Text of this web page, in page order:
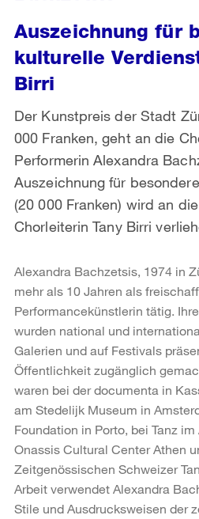
Auszeichnung für
kulturelle
Birri
Der Kunstpreis der Stadt
000 Franken, geht an die
Performerin Alexandra
Auszeichnung für
(20 000 Franken) wird an
Chorleiterin Tany Birri
Alexandra Bachzetsis, 1974 in
mehr als 10 Jahren als
Performancekünstlerin tätig.
wurden national und
Galerien und auf Festivals
Öffentlichkeit zugänglich
waren bei der documenta in
am Stedelijk Museum in
Foundation in Porto, bei Tanz
Onassis Cultural Center Athen
Zeitgenössischen Schweizer
Arbeit verwendet Alexandra
Stile und Ausdrucksweisen der